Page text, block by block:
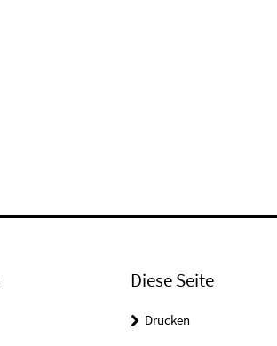
Diese Seite
Drucken